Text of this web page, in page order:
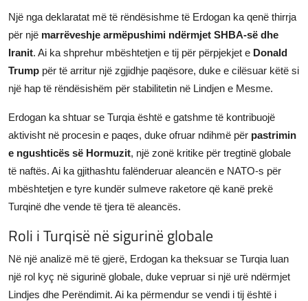
Një nga deklaratat më të rëndësishme të Erdogan ka qenë thirrja
për një marrëveshje armëpushimi ndërmjet SHBA-së dhe
Iranit. Ai ka shprehur mbështetjen e tij për përpjekjet e Donald
Trump për të arritur një zgjidhje paqësore, duke e cilësuar këtë si
një hap të rëndësishëm për stabilitetin në Lindjen e Mesme.
Erdogan ka shtuar se Turqia është e gatshme të kontribuojë
aktivisht në procesin e paqes, duke ofruar ndihmë për pastrimin
e ngushticës së Hormuzit, një zonë kritike për tregtinë globale
të naftës. Ai ka gjithashtu falënderuar aleancën e NATO-s për
mbështetjen e tyre kundër sulmeve raketore që kanë prekë
Turqinë dhe vende të tjera të aleancës.
Roli i Turqisë në sigurinë globale
Në një analizë më të gjerë, Erdogan ka theksuar se Turqia luan
një rol kyç në sigurinë globale, duke vepruar si një urë ndërmjet
Lindjes dhe Perëndimit. Ai ka përmendur se vendi i tij është i